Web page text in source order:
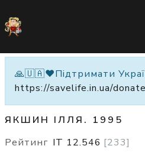
🙏🇺🇦❤️Підтримати
https://savelife.in.ua/
ЯКШИН ІЛЛЯ. 1995
Рейтинг IT 12.546 [233]